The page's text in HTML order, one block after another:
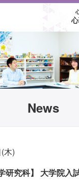
News
木)
研究科】 大学院入